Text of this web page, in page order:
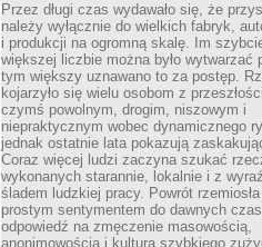
Przez długi czas wydawało się, że
należy wyłącznie do wielkich fabryk,
i produkcji na ogromną skalę. Im
większej liczbie można było wytwarzać
tym większy uznawano to za postęp.
kojarzyło się wielu osobom z
czymś powolnym, drogim, niszowym i
niepraktycznym wobec dynamicznego
jednak ostatnie lata pokazują
Coraz więcej ludzi zaczyna szukać
wykonanych starannie, lokalnie i z
śladem ludzkiej pracy. Powrót
prostym sentymentem do dawnych
odpowiedź na zmęczenie masowością,
anonimowością i kulturą szybkiego